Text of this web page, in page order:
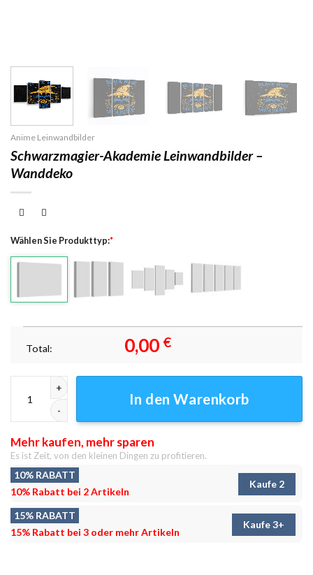
Anime Leinwandbilder
Schwarzmagier-Akademie Leinwandbilder –
Wanddeko
Wählen Sie Produkttyp:*
Total: 0,00 €
In den Warenkorb
Mehr kaufen, mehr sparen
Es ist Zeit, von den kleinen Dingen zu profitieren.
10% RABATT
10% Rabatt bei 2 Artikeln
Kaufe 2
15% RABATT
15% Rabatt bei 3 oder mehr Artikeln
Kaufe 3+